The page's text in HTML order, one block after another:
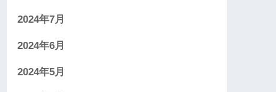
2024年7月
2024年6月
2024年5月